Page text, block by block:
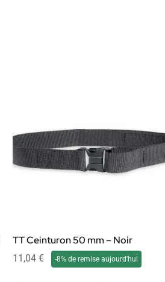
TT Ceinturon 50 mm – Noir
11,04€ -8% de remise aujourd'hui